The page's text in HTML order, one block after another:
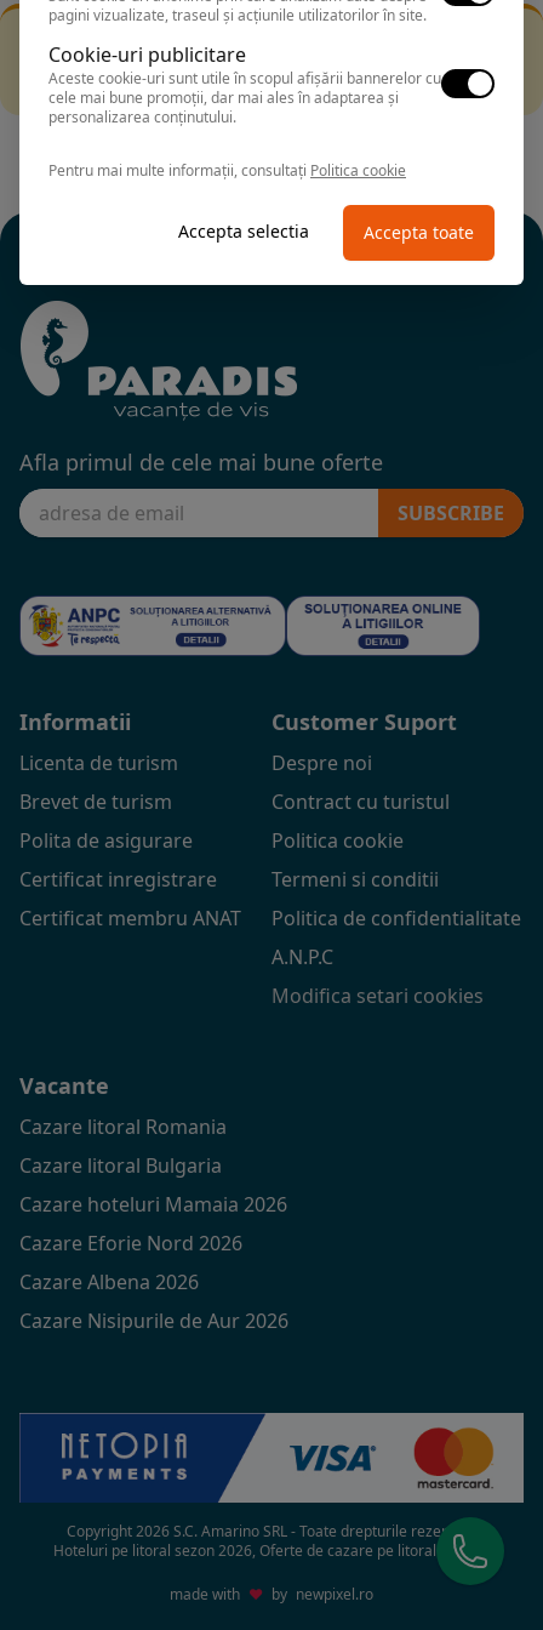
Incearca sa folosesti o cautarea mai generala sau alege
alte fitre.
Afla primul de cele mai bune oferte
SUBSCRIBE
Informatii
Licenta de turism
Brevet de turism
Polita de asigurare
Certificat inregistrare
Certificat membru ANAT
Customer Suport
Despre noi
Contract cu turistul
Politica cookie
Termeni si conditii
Politica de confidentialitate
A.N.P.C
Modifica setari cookies
Vacante
Cazare litoral Romania
Cazare litoral Bulgaria
Cazare hoteluri Mamaia 2026
Cazare Eforie Nord 2026
Cazare Albena 2026
Cazare Nisipurile de Aur 2026
Copyright 2026 S.C. Amarino SRL - Toate drepturile rezervate
Hoteluri pe litoral sezon 2026, Oferte de cazare pe litoral in 2026
made with ♥ by newpixel.ro
pagini vizualizate, traseul și acțiunile utilizatorilor în site.
Cookie-uri publicitare
Aceste cookie-uri sunt utile în scopul afișării bannerelor cu
cele mai bune promoții, dar mai ales în adaptarea și
personalizarea conținutului.
Pentru mai multe informații, consultați Politica cookie
Accepta selectia Accepta toate